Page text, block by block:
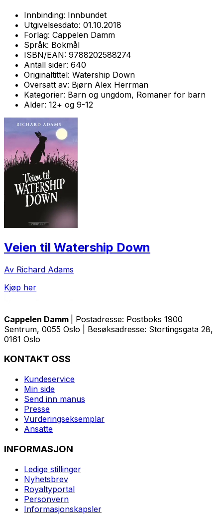
Innbinding: Innbundet
Utgivelsesdato: 01.10.2018
Forlag: Cappelen Damm
Språk: Bokmål
ISBN/EAN: 9788202588274
Antall sider: 640
Originaltittel: Watership Down
Oversatt av: Bjørn Alex Herrman
Kategorier: Barn og ungdom, Romaner for barn
Alder: 12+ og 9-12
Veien til Watership Down
Av Richard Adams
Kjøp her
Cappelen Damm
| Postadresse: Postboks 1900
Sentrum, 0055 Oslo | Besøksadresse: Stortingsgata 28,
0161 Oslo
KONTAKT OSS
Kundeservice
Min side
Send inn manus
Presse
Vurderingseksemplar
Ansatte
INFORMASJON
Ledige stillinger
Nyhetsbrev
Royaltyportal
Personvern
Informasjonskapsler